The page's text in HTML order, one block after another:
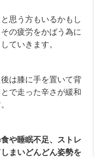
思う方もいるかもし
の疲労をかばう為に
ていきます。
は膝に手を置いて背
で走った辛さが緩和
や睡眠不足、ストレ
まいどんどん姿勢を